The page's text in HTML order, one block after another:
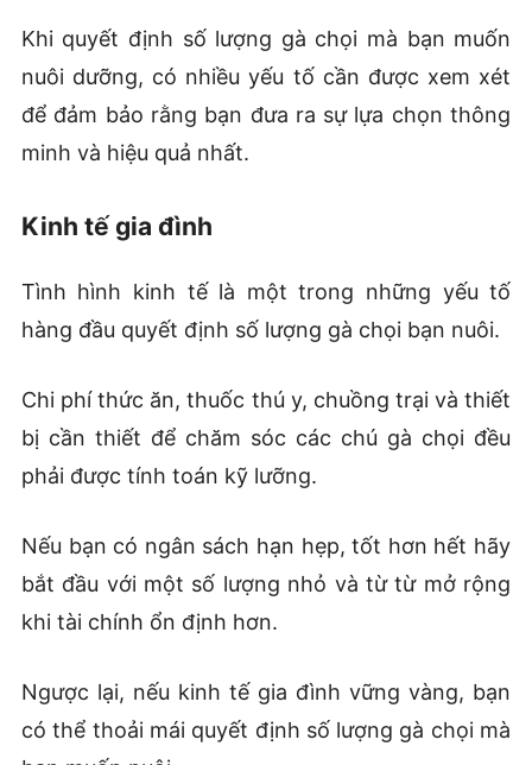
Khi quyết định số lượng gà chọi mà bạn muốn
nuôi dưỡng, có nhiều yếu tố cần được xem xét
để đảm bảo rằng bạn đưa ra sự lựa chọn thông
minh và hiệu quả nhất.
Kinh tế gia đình
Tình hình kinh tế là một trong những yếu tố
hàng đầu quyết định số lượng gà chọi bạn nuôi.
Chi phí thức ăn, thuốc thú y, chuồng trại và thiết
bị cần thiết để chăm sóc các chú gà chọi đều
phải được tính toán kỹ lưỡng.
Nếu bạn có ngân sách hạn hẹp, tốt hơn hết hãy
bắt đầu với một số lượng nhỏ và từ từ mở rộng
khi tài chính ổn định hơn.
Ngược lại, nếu kinh tế gia đình vững vàng, bạn
có thể thoải mái quyết định số lượng gà chọi mà